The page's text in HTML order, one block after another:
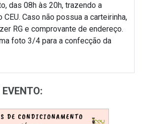
das 08h às 20h, trazendo a
CEU. Caso não possua a carteirinha,
RG e comprovante de endereço.
foto 3/4 para a confecção da